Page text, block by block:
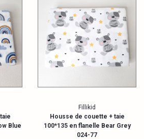
Blue
Fillikid
Housse de couette + taie
100*135 en flanelle Bear Grey
024-77